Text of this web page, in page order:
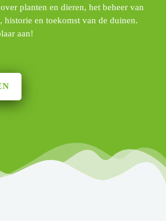
planten en dieren, het beheer van
historie en toekomst van de duinen.
aan!